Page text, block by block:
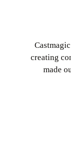
creating
made